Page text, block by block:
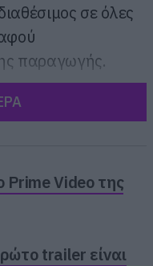
σε όλες
παραγωγής.
Prime Video της
trailer είναι